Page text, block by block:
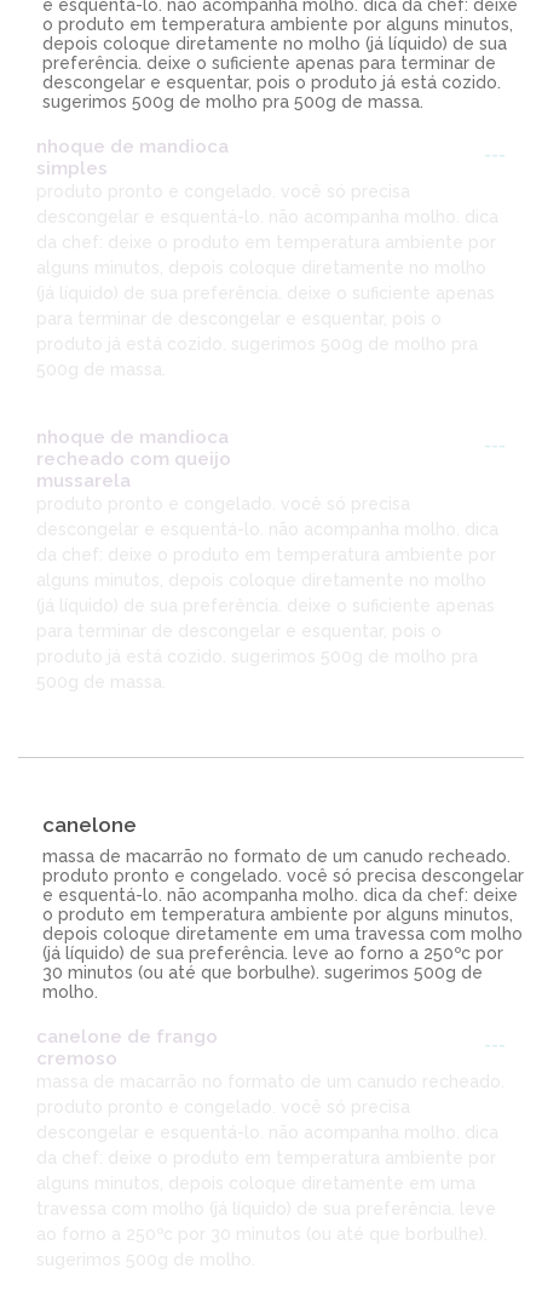
e esquentá-lo. não acompanha molho. dica da chef: deixe
o produto em temperatura ambiente por alguns minutos,
depois coloque diretamente no molho (já líquido) de sua
preferência. deixe o suficiente apenas para terminar de
descongelar e esquentar, pois o produto já está cozido.
sugerimos 500g de molho pra 500g de massa.
nhoque de mandioca
simples
---
produto pronto e congelado. você só precisa
descongelar e esquentá-lo. não acompanha molho. dica
da chef: deixe o produto em temperatura ambiente por
alguns minutos, depois coloque diretamente no molho
(já líquido) de sua preferência. deixe o suficiente apenas
para terminar de descongelar e esquentar, pois o
produto já está cozido. sugerimos 500g de molho pra
500g de massa.
nhoque de mandioca
recheado com queijo
mussarela
---
produto pronto e congelado. você só precisa
descongelar e esquentá-lo. não acompanha molho. dica
da chef: deixe o produto em temperatura ambiente por
alguns minutos, depois coloque diretamente no molho
(já líquido) de sua preferência. deixe o suficiente apenas
para terminar de descongelar e esquentar, pois o
produto já está cozido. sugerimos 500g de molho pra
500g de massa.
canelone
massa de macarrão no formato de um canudo recheado.
produto pronto e congelado. você só precisa descongelar
e esquentá-lo. não acompanha molho. dica da chef: deixe
o produto em temperatura ambiente por alguns minutos,
depois coloque diretamente em uma travessa com molho
(já líquido) de sua preferência. leve ao forno a 250ºc por
30 minutos (ou até que borbulhe). sugerimos 500g de
molho.
canelone de frango
cremoso
---
massa de macarrão no formato de um canudo recheado.
produto pronto e congelado. você só precisa
descongelar e esquentá-lo. não acompanha molho. dica
da chef: deixe o produto em temperatura ambiente por
alguns minutos, depois coloque diretamente em uma
travessa com molho (já líquido) de sua preferência. leve
ao forno a 250ºc por 30 minutos (ou até que borbulhe).
sugerimos 500g de molho.